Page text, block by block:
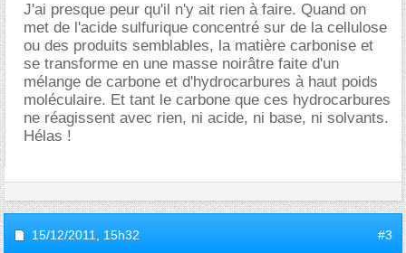
J'ai presque peur qu'il n'y ait rien à faire. Quand on
met de l'acide sulfurique concentré sur de la cellulose
ou des produits semblables, la matière carbonise et
se transforme en une masse noirâtre faite d'un
mélange de carbone et d'hydrocarbures à haut poids
moléculaire. Et tant le carbone que ces hydrocarbures
ne réagissent avec rien, ni acide, ni base, ni solvants.
Hélas !
15/12/2011, 15h32 #3